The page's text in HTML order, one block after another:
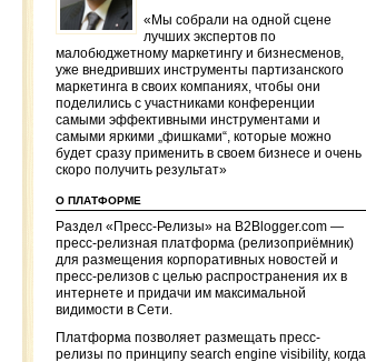
«Мы собрали на одной сцене
лучших экспертов по
малобюджетному маркетингу и бизнесменов,
уже внедривших инструменты партизанского
маркетинга в своих компаниях, чтобы они
поделились с участниками конференции
самыми эффективными инструментами и
самыми яркими „фишками“, которые можно
будет сразу применить в своем бизнесе и очень
скоро получить результат»
О ПЛАТФОРМЕ
Раздел «Пресс-Релизы» на B2Blogger.com —
пресс-релизная платформа (релизоприёмник)
для размещения корпоративных новостей и
пресс-релизов с целью распространения их в
интернете и придачи им максимальной
видимости в Сети.
Платформа позволяет размещать пресс-
релизы по принципу search engine visibility, когда